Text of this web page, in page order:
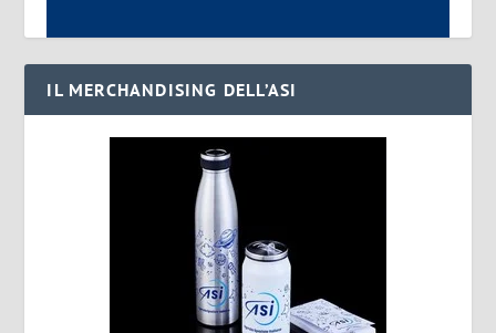
IL MERCHANDISING DELL’ASI